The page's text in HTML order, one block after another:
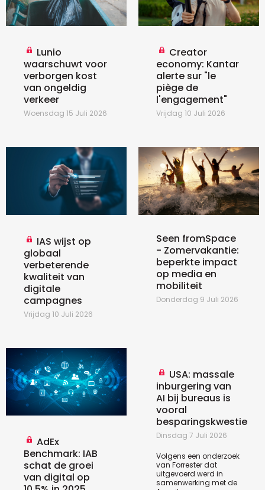
Lunio
waarschuwt voor
verborgen kost
van ongeldig
verkeer
Woensdag 15 Juli 2026
Creator
economy: Kantar
alerte sur "le
piège de
l'engagement"
Vrijdag 10 Juli 2026
IAS wijst op
globaal
verbeterende
kwaliteit van
digitale
campagnes
Vrijdag 10 Juli 2026
Seen fromSpace
- Zomervakantie:
beperkte impact
op media en
mobiliteit
Donderdag 9 Juli 2026
AdEx
Benchmark: IAB
schat de groei
van digital op
USA: massale
inburgering van
AI bij bureaus is
vooral
besparingskwestie
Dinsdag 7 Juli 2026
Volgens een onderzoek
van Forrester dat
uitgevoerd werd in
samenwerking met de